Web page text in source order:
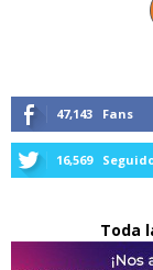
47,143 Fans
16,569
Toda